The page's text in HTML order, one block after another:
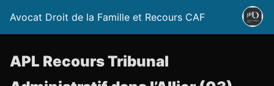
Avocat Droit de la Famille et Recours CAF
APL Recours Tribunal